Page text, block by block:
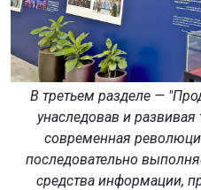
В третьем разделе —
унаследовав и
современная
последовательно
средства информации,